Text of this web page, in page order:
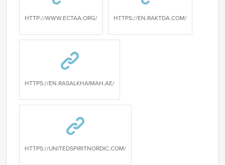
HTTP://WWW.ECTAA.ORG/ HTTPS://EN.RAKTDA.COM/
HTTPS://EN.RASALKHAIMAH.AE/
HTTPS://UNITEDSPIRITNORDIC.COM/